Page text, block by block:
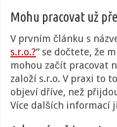
Mohu pracovat už
V prvním článku s
s.r.o.?” se dočtete, že
mohou začít pracovat
založí s.r.o. V praxi to
objeví dříve, než
Více dalších informací